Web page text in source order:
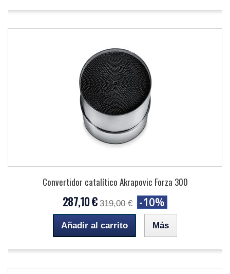
Convertidor catalítico Akrapovic Forza 300
287,10 € 319,00 € -10%
Añadir al carrito Más